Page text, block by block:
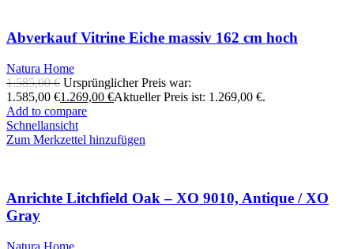
Abverkauf Vitrine Eiche massiv 162 cm hoch
Natura Home
1.585,00€ Ursprünglicher Preis war:
1.585,00 €1.269,00 €Aktueller Preis ist: 1.269,00 €.
Add to compare
Schnellansicht
Zum Merkzettel hinzufügen
Anrichte Litchfield Oak – XO 9010, Antique / XO
Gray